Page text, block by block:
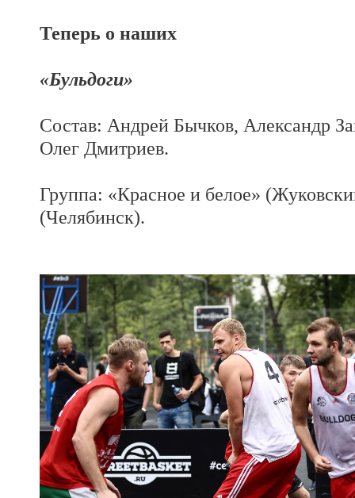
Теперь о наших
«Бульдоги»
Состав: Андрей Бычков, Александр
Олег Дмитриев.
Группа: «Красное и белое»
(Челябинск).